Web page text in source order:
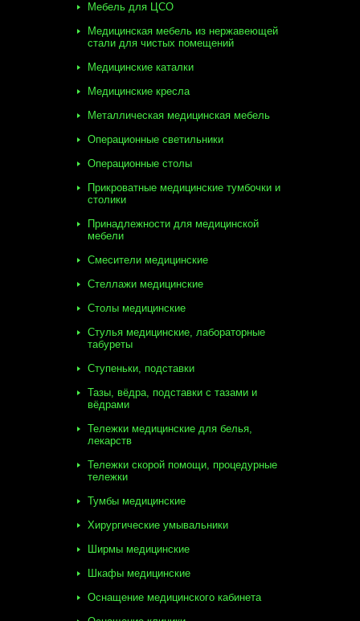
Мебель для ЦСО
Медицинская мебель из нержавеющей
стали для чистых помещений
Медицинские каталки
Медицинские кресла
Металлическая медицинская мебель
Операционные светильники
Операционные столы
Прикроватные медицинские тумбочки и
столики
Принадлежности для медицинской
мебели
Смесители медицинские
Стеллажи медицинские
Столы медицинские
Стулья медицинские, лабораторные
табуреты
Ступеньки, подставки
Тазы, вёдра, подставки с тазами и
вёдрами
Тележки медицинские для белья,
лекарств
Тележки скорой помощи, процедурные
тележки
Тумбы медицинские
Хирургические умывальники
Ширмы медицинские
Шкафы медицинские
Оснащение медицинского кабинета